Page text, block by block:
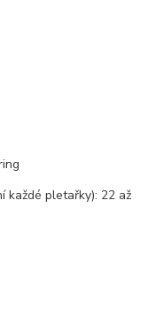
každé pletařky): 22 až